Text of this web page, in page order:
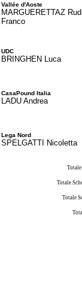
Vallée d'Aoste
MARGUERETTAZ
Franco
UDC
BRINGHEN Luca
CasaPound Italia
LADU Andrea
Lega Nord
SPELGATTI Nicoletta
Totale
Totale